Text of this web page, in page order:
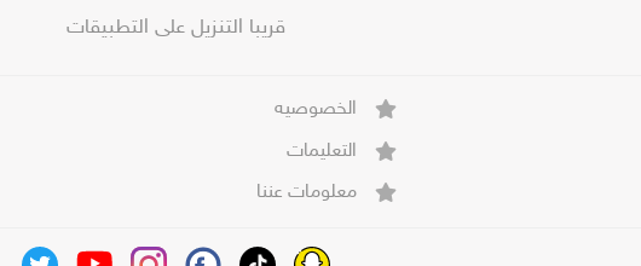
قريبا التنزيل على التطبيقات